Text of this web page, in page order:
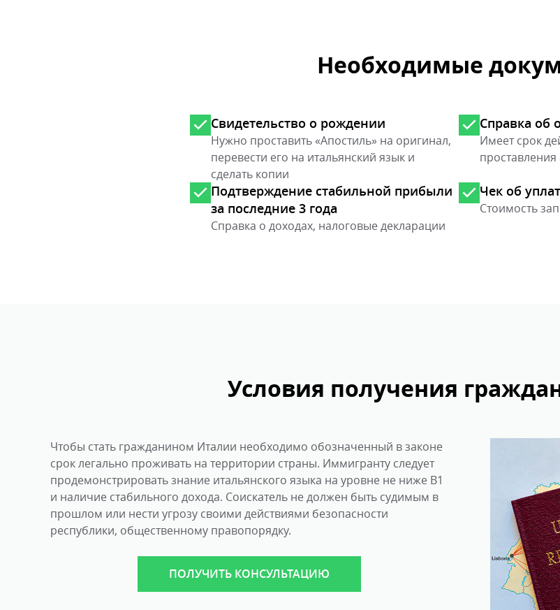
Необходимые
Свидетельство о рождении
Нужно проставить «Апостиль» на оригинал,
перевести его на итальянский язык и
сделать копии
Справка об
Имеет срок
проставления
Подтверждение стабильной прибыли
за последние 3 года
Справка о доходах, налоговые декларации
Чек об
Стоимость
Условия получения
Чтобы стать гражданином Италии необходимо обозначенный в законе
срок легально проживать на территории страны. Иммигранту следует
продемонстрировать знание итальянского языка на уровне не ниже В1
и наличие стабильного дохода. Соискатель не должен быть судимым в
прошлом или нести угрозу своими действиями безопасности
республики, общественному правопорядку.
ПОЛУЧИТЬ КОНСУЛЬТАЦИЮ